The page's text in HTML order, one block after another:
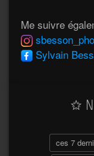
Me suivre
Sylvain
ces 7